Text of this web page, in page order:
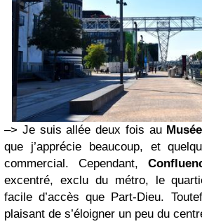
–> Je suis allée deux fois au
que j’apprécie beaucoup, et
commercial. Cependant,
excentré, exclu du métro, le
facile d’accès que Part-Dieu.
plaisant de s’éloigner un peu du